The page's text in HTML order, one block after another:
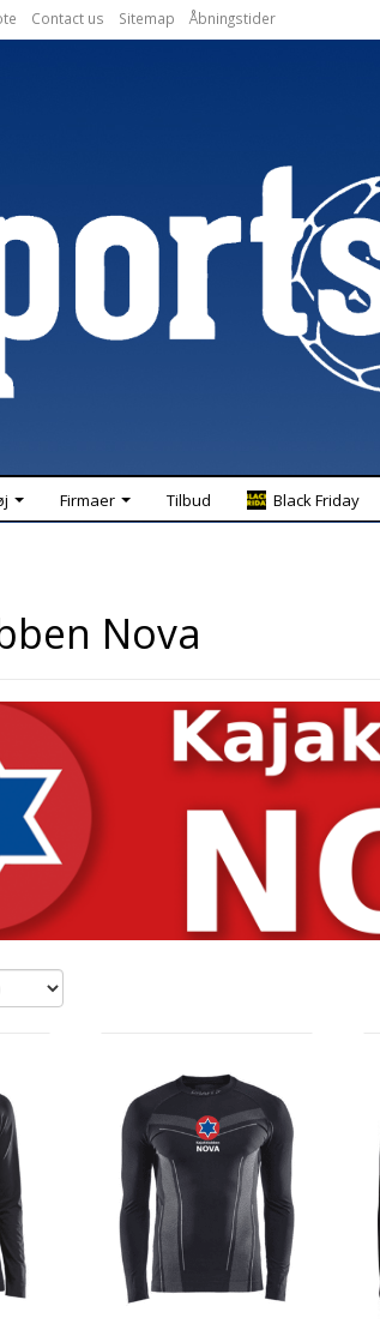
Contact us Sitemap Åbningstider
Firmaer Tilbud Black Friday
Nova